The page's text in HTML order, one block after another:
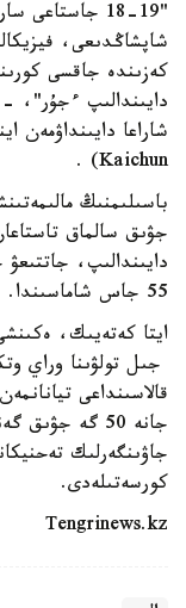
"18-19
شاپشاڭدىعى،
كەزىندە جاقسى
دايىندالىپ ءجۇر"،
Kaichun) .
باسىلىمنىڭ
جۋىق سالماق
دايىندالىپ،
55 جاس شاماسىندا.
جانە 50 گە
كورسەتىلەدى.
Tengrinews.kz